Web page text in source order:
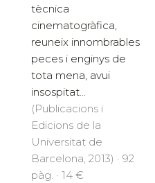
tècnica
cinematogràfica,
reuneix innombrables
peces i enginys de
tota mena, avui
insospitat...
(Publicacions i
Edicions de la
Universitat de
Barcelona, 2013) · 92
pàg. · 14 €